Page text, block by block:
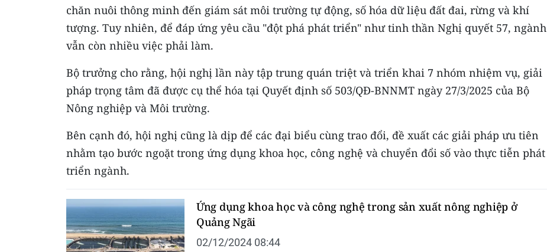
chăn nuôi thông minh đến giám sát môi trường tự động, số hóa dữ liệu đất đai, rừng và khí
tượng. Tuy nhiên, để đáp ứng yêu cầu "đột phá phát triển" như tinh thần Nghị quyết 57, ngành
vẫn còn nhiều việc phải làm.
Bộ trưởng cho rằng, hội nghị lần này tập trung quán triệt và triển khai 7 nhóm nhiệm vụ, giải
pháp trọng tâm đã được cụ thể hóa tại Quyết định số 503/QĐ-BNNMT ngày 27/3/2025 của Bộ
Nông nghiệp và Môi trường.
Bên cạnh đó, hội nghị cũng là dịp để các đại biểu cùng trao đổi, đề xuất các giải pháp ưu tiên
nhằm tạo bước ngoặt trong ứng dụng khoa học, công nghệ và chuyển đổi số vào thực tiễn phát
triển ngành.
Ứng dụng khoa học và công nghệ trong sản xuất nông nghiệp ở
Quảng Ngãi
02/12/2024 08:44